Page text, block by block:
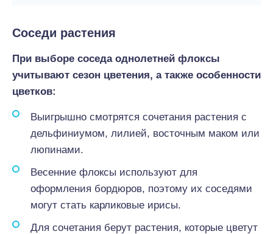
Соседи растения
При выборе соседа однолетней флоксы
учитывают сезон цветения, а также особенности
цветков:
Выигрышно смотрятся сочетания растения с
дельфиниумом, лилией, восточным маком или
люпинами.
Весенние флоксы используют для
оформления бордюров, поэтому их соседями
могут стать карликовые ирисы.
Для сочетания берут растения, которые цветут